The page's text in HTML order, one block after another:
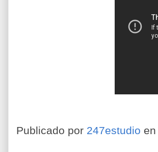
Publicado por 247estudio en